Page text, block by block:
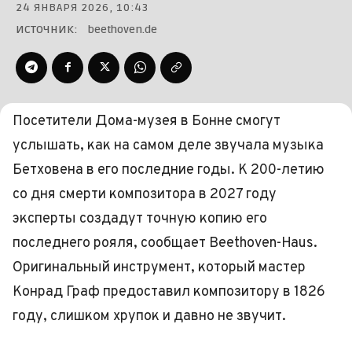
24 ЯНВАРЯ 2026, 10:43
ИСТОЧНИК:
beethoven.de
Посетители Дома-музея в Бонне смогут
услышать, как на самом деле звучала музыка
Бетховена в его последние годы. К 200-летию
со дня смерти композитора в 2027 году
эксперты создадут точную копию его
последнего рояля, сообщает Beethoven-Haus.
Оригинальный инструмент, который мастер
Конрад Граф предоставил композитору в 1826
году, слишком хрупок и давно не звучит.